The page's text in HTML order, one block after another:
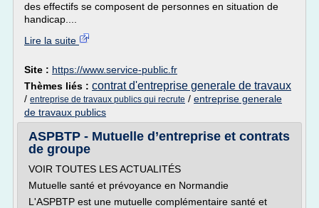
des effectifs se composent de personnes en situation de
handicap....
Lire la suite
Site : https://www.service-public.fr
Thèmes liés : contrat d'entreprise generale de travaux
/ entreprise de travaux publics qui recrute / entreprise generale
de travaux publics
ASPBTP - Mutuelle d’entreprise et contrats
de groupe
VOIR TOUTES LES ACTUALITÉS
Mutuelle santé et prévoyance en Normandie
L'ASPBTP est une mutuelle complémentaire santé et